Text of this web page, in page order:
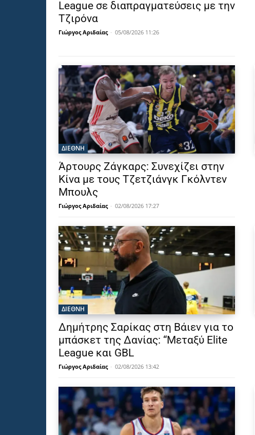
League σε διαπραγματεύσεις με την
Τζιρόνα
Γιώργος Αριδαίας - 05/08/2026 11:26
ΔΙΕΘΝΗ
Άρτουρς Ζάγκαρς: Συνεχίζει στην
Κίνα με τους Τζετζιάνγκ Γκόλντεν
Μπουλς
Γιώργος Αριδαίας - 02/08/2026 17:27
ΔΙΕΘΝΗ
Δημήτρης Σαρίκας στη Βάιεν για το
μπάσκετ της Δανίας: “Μεταξύ Elite
League και GBL
Γιώργος Αριδαίας - 02/08/2026 13:42